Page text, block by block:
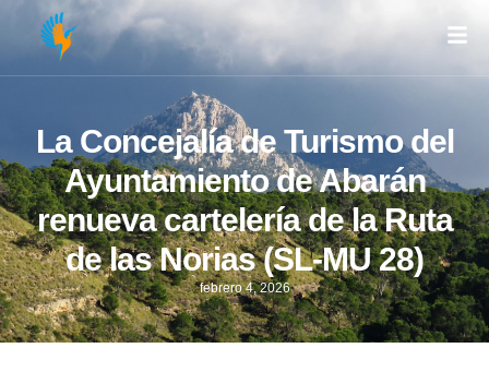
La Concejalía de Turismo del
Ayuntamiento de Abarán
renueva cartelería de la Ruta
de las Norias (SL-MU 28)
febrero 4, 2026